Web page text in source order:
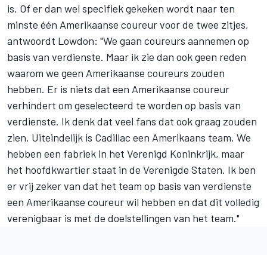
is. Of er dan wel specifiek gekeken wordt naar ten
minste één Amerikaanse coureur voor de twee zitjes,
antwoordt Lowdon: "We gaan coureurs aannemen op
basis van verdienste. Maar ik zie dan ook geen reden
waarom we geen Amerikaanse coureurs zouden
hebben. Er is niets dat een Amerikaanse coureur
verhindert om geselecteerd te worden op basis van
verdienste. Ik denk dat veel fans dat ook graag zouden
zien. Uiteindelijk is Cadillac een Amerikaans team. We
hebben een fabriek in het Verenigd Koninkrijk, maar
het hoofdkwartier staat in de Verenigde Staten. Ik ben
er vrij zeker van dat het team op basis van verdienste
een Amerikaanse coureur wil hebben en dat dit volledig
verenigbaar is met de doelstellingen van het team."